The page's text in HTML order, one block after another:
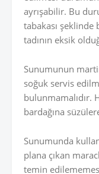
ayrışabilir. Bu
tabakası
tadının eksik
Sunumunun
soğuk servis
bulunmamalıdır.
bardağına
Sunumunda
plana çıkan
temin